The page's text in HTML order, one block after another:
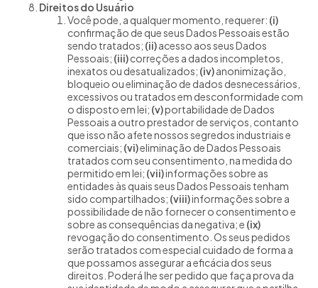
Direitos do Usuário
Você pode, a qualquer momento, requerer: (i)
confirmação de que seus Dados Pessoais estão
sendo tratados; (ii)acesso aos seus Dados
Pessoais; (iii)correções a dados incompletos,
inexatos ou desatualizados; (iv)anonimização,
bloqueio ou eliminação de dados desnecessários,
excessivos ou tratados em desconformidade com
o disposto em lei; (v)portabilidade de Dados
Pessoais a outro prestador de serviços, contanto
que isso não afete nossos segredos industriais e
comerciais; (vi)eliminação de Dados Pessoais
tratados com seu consentimento, na medida do
permitido em lei; (vii)informações sobre as
entidades às quais seus Dados Pessoais tenham
sido compartilhados; (viii)informações sobre a
possibilidade de não fornecer o consentimento e
sobre as consequências da negativa; e (ix)
revogação do consentimento. Os seus pedidos
serão tratados com especial cuidado de forma a
que possamos assegurar a eficácia dos seus
direitos. Poderá lhe ser pedido que faça prova da